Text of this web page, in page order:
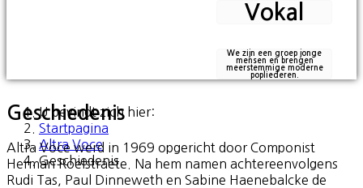
Vokal
We zijn een groep jonge
mensen en brengen
meerstemmige moderne
popliederen.
U bevindt zich hier:
Startpagina
Altra Voce
Geschiedenis
Geschiedenis
Altra Voce werd in 1969 opgericht door Componist
Herman Roelstraete. Na hem namen achtereenvolgens
Rudi Tas, Paul Dinneweth en Sabine Haenebalcke de